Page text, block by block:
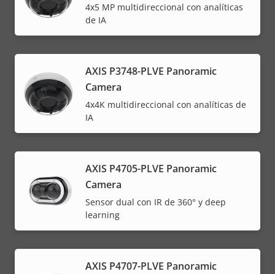
4x5 MP multidireccional con analíticas
de IA
AXIS P3748-PLVE Panoramic
Camera
4x4K multidireccional con analíticas de
IA
AXIS P4705-PLVE Panoramic
Camera
Sensor dual con IR de 360° y deep
learning
AXIS P4707-PLVE Panoramic